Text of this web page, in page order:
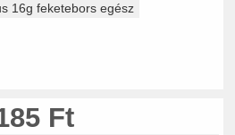
16g feketebors egész
Ft